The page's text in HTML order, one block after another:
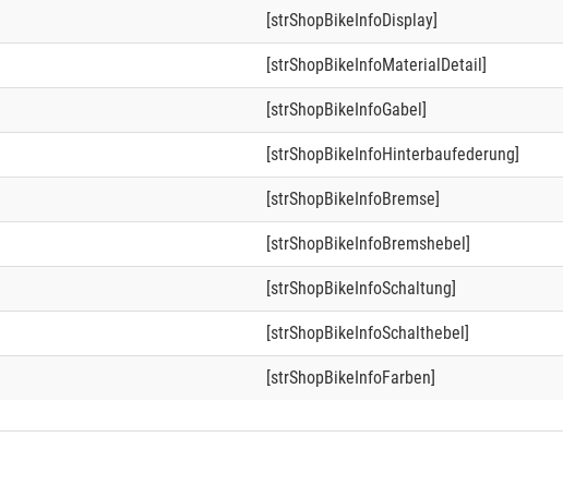
[strShopBikeInfoDisplay]
[strShopBikeInfoMaterialDetail]
[strShopBikeInfoGabel]
[strShopBikeInfoHinterbaufederung]
[strShopBikeInfoBremse]
[strShopBikeInfoBremshebel]
[strShopBikeInfoSchaltung]
[strShopBikeInfoSchalthebel]
[strShopBikeInfoFarben]